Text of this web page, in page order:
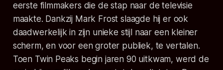
eerste filmmakers die de stap naar de televisie
maakte. Dankzij Mark Frost slaagde hij er ook
daadwerkelijk in zijn unieke stijl naar een kleiner
scherm, en voor een groter publiek, te vertalen.
Toen Twin Peaks begin jaren 90 uitkwam, werd de